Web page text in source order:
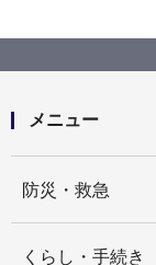
【入札
運搬業
メニュー
防災・救急
くらし・手続き